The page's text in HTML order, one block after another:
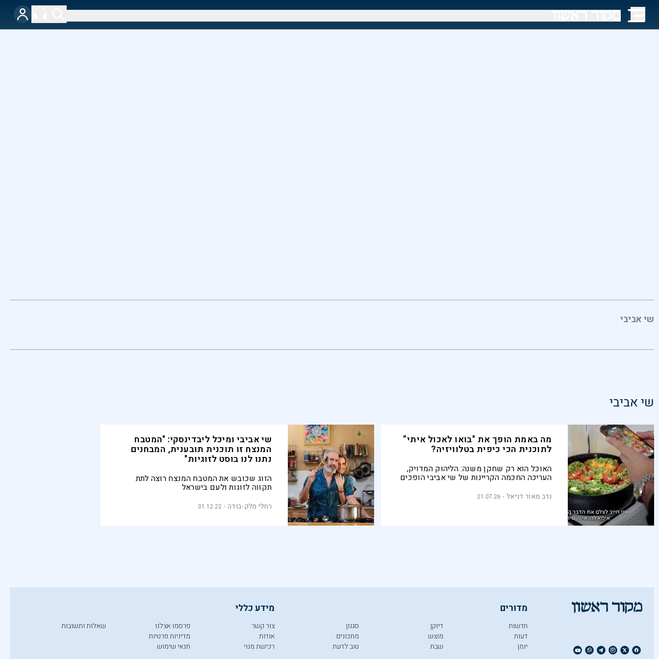
שי אביבי
שי אביבי
מה באמת הופך את "בואו לאכול איתי”
לתוכנית הכי כיפית בטלוויזיה?
האוכל הוא רק שחקן משנה: הליהוק המדויק,
העריכה החכמה הקריינות של שי אביבי הופכים
המהנות על המסך
נדב מאור דניאל 21.07.26
שי אביבי ומיכל ליבדינסקי: "המטבח
המנצח זו תוכנית תובענית, המבחנים
נתנו לנו בוסט לזוגיות"
הזוג שכובש את המטבח המנצח רוצה לתת
תקווה לזוגות ולעם בישראל
רחלי מלק-בודה 01.12.22
מדורים
חדשות
דעות
יומן
דיוקן
מוצש
שבת
סגנון
מתכונים
טוב לדעת
מידע כללי
צור קשר
אודות
רכישת מנוי
פרסמו אצלנו
מדיניות פרטיות
תנאי שימוש
שאלות ותשובות